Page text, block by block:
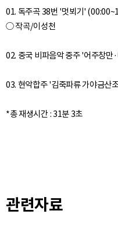
01. 독주곡 38번 '멋뵈기'
○ 작곡/이성천
02. 중국 비파음악 중주 '어주창
03. 현악합주 '김죽파류 가야금산
관련자료